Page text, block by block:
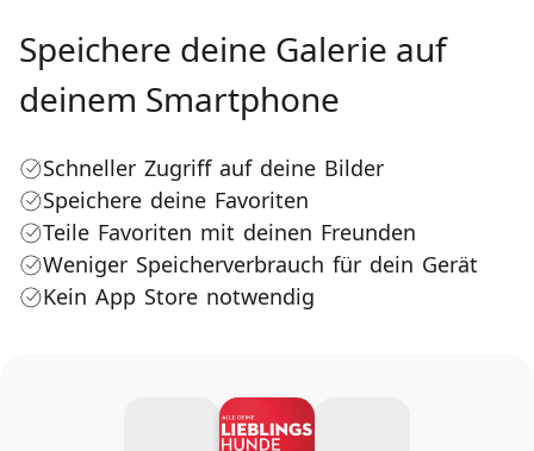
Speichere deine Galerie auf
deinem Smartphone
Schneller Zugriff auf deine Bilder
Speichere deine Favoriten
Teile Favoriten mit deinen Freunden
Weniger Speicherverbrauch für dein Gerät
Kein App Store notwendig